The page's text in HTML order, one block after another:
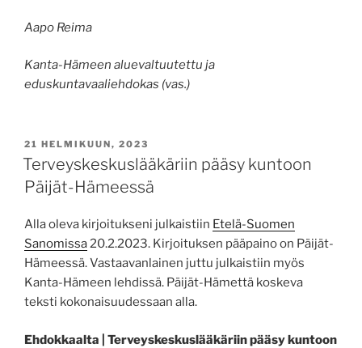
Aapo Reima
Kanta-Hämeen aluevaltuutettu ja
eduskuntavaaliehdokas (vas.)
JULKAISTU
21 HELMIKUUN, 2023
Terveyskeskuslääkäriin pääsy kuntoon
Päijät-Hämeessä
Alla oleva kirjoitukseni julkaistiin Etelä-Suomen
Sanomissa20.2.2023. Kirjoituksen pääpaino on Päijät-
Hämeessä. Vastaavanlainen juttu julkaistiin myös
Kanta-Hämeen lehdissä. Päijät-Hämettä koskeva
teksti kokonaisuudessaan alla.
Ehdokkaalta | Terveyskeskus­lääkäriin pääsy kuntoon